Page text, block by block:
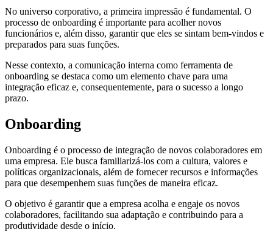
No universo corporativo, a primeira impressão é fundamental. O
processo de onboarding é importante para acolher novos
funcionários e, além disso, garantir que eles se sintam bem-vindos e
preparados para suas funções.
Nesse contexto, a comunicação interna como ferramenta de
onboarding se destaca como um elemento chave para uma
integração eficaz e, consequentemente, para o sucesso a longo
prazo.
Onboarding
Onboarding é o processo de integração de novos colaboradores em
uma empresa. Ele busca familiarizá-los com a cultura, valores e
políticas organizacionais, além de fornecer recursos e informações
para que desempenhem suas funções de maneira eficaz.
O objetivo é garantir que a empresa acolha e engaje os novos
colaboradores, facilitando sua adaptação e contribuindo para a
produtividade desde o início.